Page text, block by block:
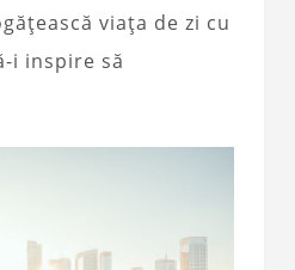
viața de zi cu
i inspire să